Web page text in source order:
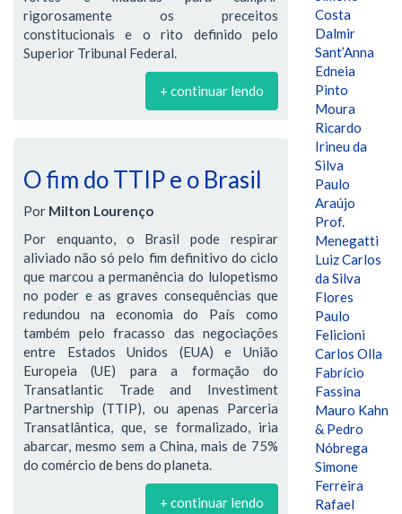
rigorosamente os preceitos
constitucionais e o rito definido pelo
Superior Tribunal Federal.
+ continuar lendo
O fim do TTIP e o Brasil
Por Milton Lourenço
Por enquanto, o Brasil pode respirar
aliviado não só pelo fim definitivo do ciclo
que marcou a permanência do lulopetismo
no poder e as graves consequências que
redundou na economia do País como
também pelo fracasso das negociações
entre Estados Unidos (EUA) e União
Europeia (UE) para a formação do
Transatlantic Trade and Investiment
Partnership (TTIP), ou apenas Parceria
Transatlântica, que, se formalizado, iria
abarcar, mesmo sem a China, mais de 75%
do comércio de bens do planeta.
+ continuar lendo
Costa
Dalmir
Sant’Anna
Edneia
Pinto
Moura
Ricardo
Irineu da
Silva
Paulo
Araújo
Prof.
Menegatti
Luiz Carlos
da Silva
Flores
Paulo
Felicioni
Carlos Olla
Fabrício
Fassina
Mauro Kahn
& Pedro
Nóbrega
Simone
Ferreira
Rafael